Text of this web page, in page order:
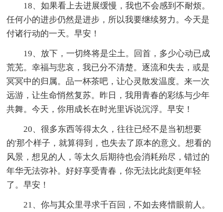
18、如果看上去进展缓慢，我也不会感到不耐烦。
任何小的进步仍然是进步，所以我要继续努力。今天是
付诸行动的一天。早安！
19、放下，一切终将是尘土。回首，多少心动已成
荒芜。幸福与悲哀，我已分不清楚。逐流和失去，或是
冥冥中的归属。品一杯茶吧，让心灵散发温度。来一次
远游，让生命悄然复苏。昨日，我用青春的彩练与少年
共舞。今天，你用成长在时光里诉说沉浮。早安！
20、很多东西等得太久，往往已经不是当初想要
的'那个样子，就算得到，也失去了原本的意义。想看的
风景，想见的人，等太久后期待也会消耗殆尽，错过的
年华无法弥补。好好享受青春，你无法比此刻更年轻
了。早安！
21、你与其众里寻求千百回，不如去疼惜眼前人。